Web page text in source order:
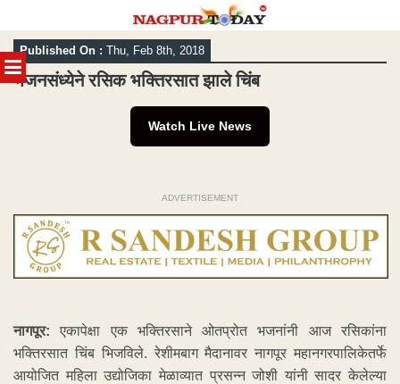
MENU
Skip
to
content
Published On : Thu, Feb 8th, 2018
भजनसंध्येने रसिक भक्तिरसात झाले चिंब
Watch Live News
ADVERTISEMENT
नागपूर: एकापेक्षा एक भक्तिरसाने ओतप्रोत भजनांनी आज रसिकांना
भक्तिरसात चिंब भिजविले. रेशीमबाग मैदानावर नागपूर महानगरपालिकेतर्फे
आयोजित महिला उद्योजिका मेळाव्यात प्रसन्न जोशी यांनी सादर केलेल्या